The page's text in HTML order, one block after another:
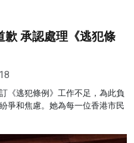
歉 承認處理《逃犯條
《逃犯條例》工作不足，為此負
爭和焦慮。她為每一位香港市民